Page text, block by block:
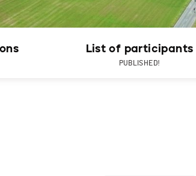
List of participants
PUBLISHED!